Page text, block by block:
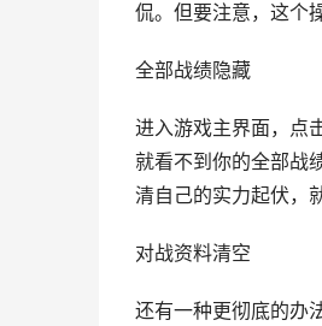
侃。但要注意，这个
全部战绩隐藏
进入游戏主界面，点
就看不到你的全部战
清自己的实力起伏，
对战资料清空
还有一种更彻底的办